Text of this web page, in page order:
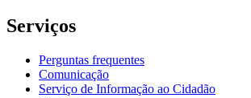
Serviços
Perguntas frequentes
Comunicação
Serviço de Informação ao Cidadão